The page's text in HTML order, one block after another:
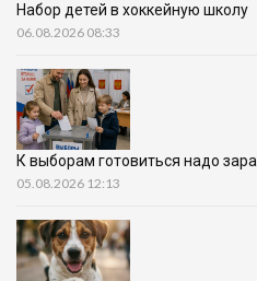
Набор детей в хоккейную школу
06.08.2026 08:33
К выборам готовиться надо
05.08.2026 12:13